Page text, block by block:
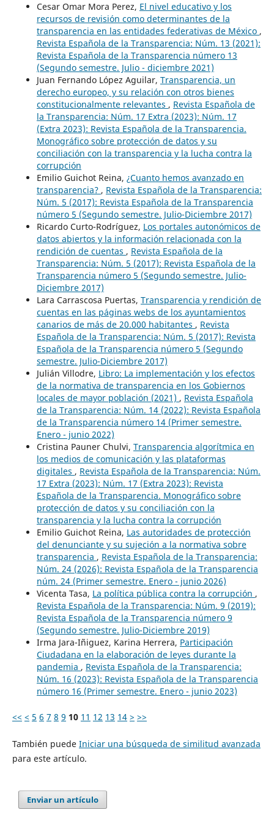
Cesar Omar Mora Perez, El nivel educativo y los
recursos de revisión como determinantes de la
transparencia en las entidades federativas de México ,
Revista Española de la Transparencia: Núm. 13 (2021):
Revista Española de la Transparencia número 13
(Segundo semestre. Julio - diciembre 2021)
Juan Fernando López Aguilar, Transparencia, un
derecho europeo, y su relación con otros bienes
constitucionalmente relevantes , Revista Española de
la Transparencia: Núm. 17 Extra (2023): Núm. 17
(Extra 2023): Revista Española de la Transparencia.
Monográfico sobre protección de datos y su
conciliación con la transparencia y la lucha contra la
corrupción
Emilio Guichot Reina, ¿Cuanto hemos avanzado en
transparencia? , Revista Española de la Transparencia:
Núm. 5 (2017): Revista Española de la Transparencia
número 5 (Segundo semestre. Julio-Diciembre 2017)
Ricardo Curto-Rodríguez, Los portales autonómicos de
datos abiertos y la información relacionada con la
rendición de cuentas , Revista Española de la
Transparencia: Núm. 5 (2017): Revista Española de la
Transparencia número 5 (Segundo semestre. Julio-
Diciembre 2017)
Lara Carrascosa Puertas, Transparencia y rendición de
cuentas en las páginas webs de los ayuntamientos
canarios de más de 20.000 habitantes , Revista
Española de la Transparencia: Núm. 5 (2017): Revista
Española de la Transparencia número 5 (Segundo
semestre. Julio-Diciembre 2017)
Julián Villodre, Libro: La implementación y los efectos
de la normativa de transparencia en los Gobiernos
locales de mayor población (2021) , Revista Española
de la Transparencia: Núm. 14 (2022): Revista Española
de la Transparencia número 14 (Primer semestre.
Enero - junio 2022)
Cristina Pauner Chulvi, Transparencia algorítmica en
los medios de comunicación y las plataformas
digitales , Revista Española de la Transparencia: Núm.
17 Extra (2023): Núm. 17 (Extra 2023): Revista
Española de la Transparencia. Monográfico sobre
protección de datos y su conciliación con la
transparencia y la lucha contra la corrupción
Emilio Guichot Reina, Las autoridades de protección
del denunciante y su sujeción a la normativa sobre
transparencia , Revista Española de la Transparencia:
Núm. 24 (2026): Revista Española de la Transparencia
núm. 24 (Primer semestre. Enero - junio 2026)
Vicenta Tasa, La política pública contra la corrupción ,
Revista Española de la Transparencia: Núm. 9 (2019):
Revista Española de la Transparencia número 9
(Segundo semestre. Julio-Diciembre 2019)
Irma Jara-Iñiguez, Karina Herrera, Participación
Ciudadana en la elaboración de leyes durante la
pandemia , Revista Española de la Transparencia:
Núm. 16 (2023): Revista Española de la Transparencia
número 16 (Primer semestre. Enero - junio 2023)
<< < 5 6 7 8 9 10 11 12 13 14 > >>
También puede Iniciar una búsqueda de similitud avanzada
para este artículo.
Enviar un artículo